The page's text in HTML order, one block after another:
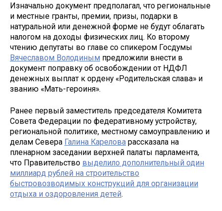
Изначально документ предполагал, что региональные
и местные гранты, премии, призы, подарки в
натуральной или денежной форме не будут облагать
налогом на доходы физических лиц. Ко второму
чтению депутаты во главе со спикером Госдумы
Вячеславом Володиным предложили внести в
документ поправку об освобождении от НДФЛ
денежных выплат к ордену «Родительская слава» и
званию «Мать-героиня».
Ранее первый заместитель председателя Комитета
Совета Федерации по федеративному устройству,
региональной политике, местному самоуправлению и
делам Севера Галина Карелова рассказала на
пленарном заседании верхней палаты парламента,
что Правительство выделило дополнительный один
миллиард рублей на строительство
быстровозводимых конструкций для организации
отдыха и оздоровления детей.